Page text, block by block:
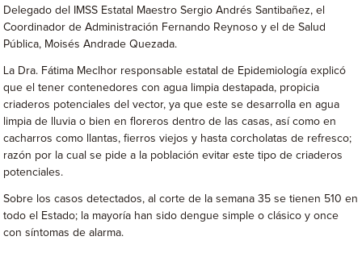
Delegado del IMSS Estatal Maestro Sergio Andrés Santibañez, el
Coordinador de Administración Fernando Reynoso y el de Salud
Pública, Moisés Andrade Quezada.
La Dra. Fátima Meclhor responsable estatal de Epidemiología explicó
que el tener contenedores con agua limpia destapada, propicia
criaderos potenciales del vector, ya que este se desarrolla en agua
limpia de lluvia o bien en floreros dentro de las casas, así como en
cacharros como llantas, fierros viejos y hasta corcholatas de refresco;
razón por la cual se pide a la población evitar este tipo de criaderos
potenciales.
Sobre los casos detectados, al corte de la semana 35 se tienen 510 en
todo el Estado; la mayoría han sido dengue simple o clásico y once
con síntomas de alarma.